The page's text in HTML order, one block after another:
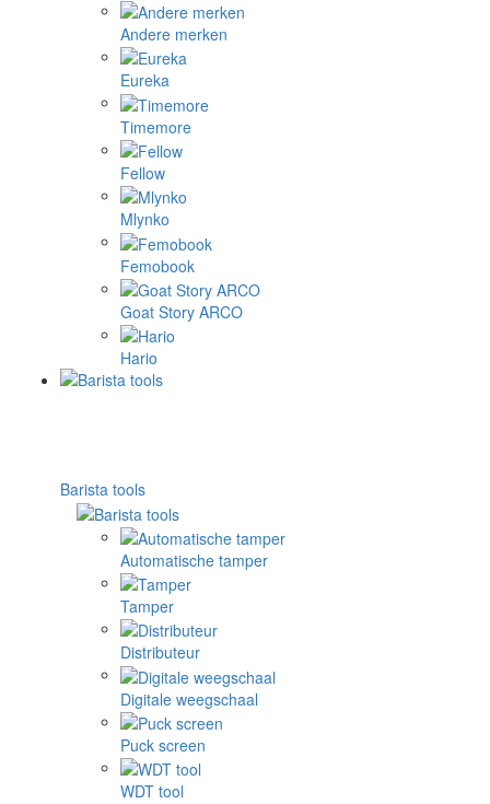
Andere merken
Eureka
Timemore
Fellow
Mlynko
Femobook
Goat Story ARCO
Hario
Barista tools
Automatische tamper
Tamper
Distributeur
Digitale weegschaal
Puck screen
WDT tool